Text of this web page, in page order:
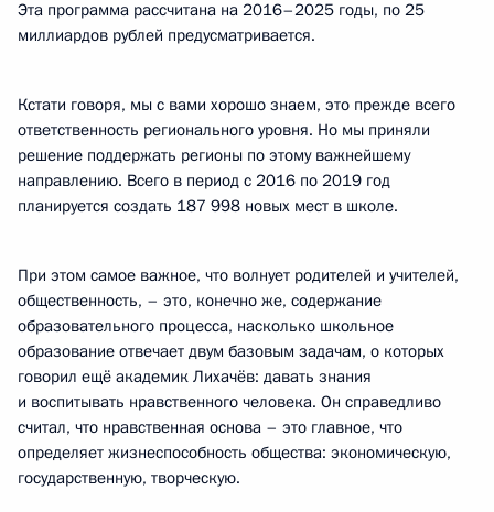
Эта программа рассчитана на 2016–2025 годы, по 25
миллиардов рублей предусматривается.
Кстати говоря, мы с вами хорошо знаем, это прежде всего
ответственность регионального уровня. Но мы приняли
решение поддержать регионы по этому важнейшему
направлению. Всего в период с 2016 по 2019 год
планируется создать 187 998 новых мест в школе.
При этом самое важное, что волнует родителей и учителей,
общественность, – это, конечно же, содержание
образовательного процесса, насколько школьное
образование отвечает двум базовым задачам, о которых
говорил ещё академик Лихачёв: давать знания
и воспитывать нравственного человека. Он справедливо
считал, что нравственная основа – это главное, что
определяет жизнеспособность общества: экономическую,
государственную, творческую.